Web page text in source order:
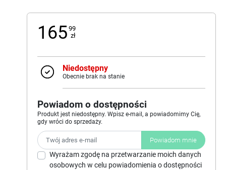
165 99
zł
Niedostępny
Obecnie brak na stanie
Powiadom o dostępności
Produkt jest niedostępny. Wpisz e-mail, a powiadomimy Cię,
gdy wróci do sprzedaży.
Powiadom mnie
Wyrażam zgodę na przetwarzanie moich danych
osobowych w celu powiadomienia o dostępności